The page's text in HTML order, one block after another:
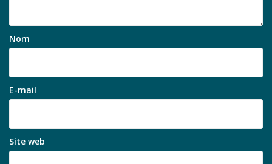
Nom
E-mail
Site web